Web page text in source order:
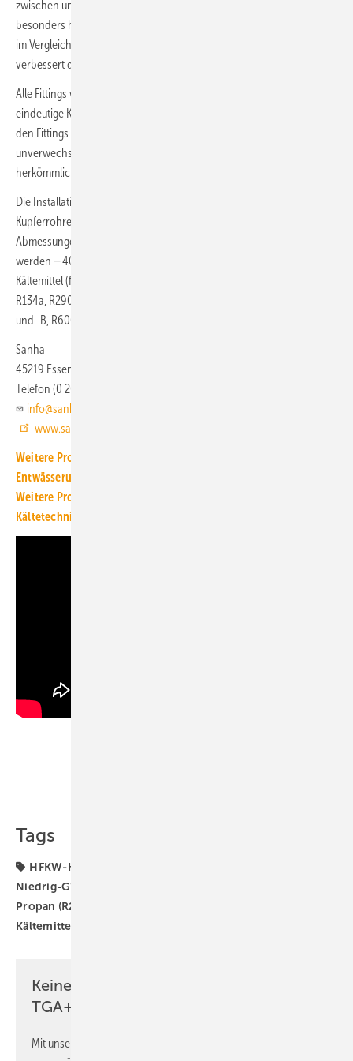
zwischen und hinter den jeweiligen Sicken (Tri-Lock) ergeben einen
besonders hohen Widerstand gegen Auszugskräfte. Hinzu kommt die
im Vergleich zu herkömmlichen Fittings größere Einstecktiefe. Auch sie
verbessert die Stabilität der gesamten Verbindung.
Alle Fittings werden in wiederverschließbaren Beuteln geliefert. Die
eindeutige Kennzeichnung sowohl auf der Verpackung als auch auf
den Fittings (blauer Schriftzug „ACR“ für Kälte) sowie die
unverwechselbare Kontur beugen Verwechslungen mit
herkömmlichen Pressfittings vor.
Die Installation kann mit allen harten und geglühten (bis 7/8″)
Kupferrohren umgesetzt werden. Die Fittings stehen in den
Abmessungen von ¼ bis 1⅜″ zur Verfügung, als Betriebstemperatur
werden − 40 bis 120 °C genannt. Laut Anbieter sind alle aktuellen
Kältemittel (für Anlagen bis 48 bar) zugelassen, beispielsweise: R32,
R134a, R290, R410A, R452A und -B, R452C, R454A und -B/-C, R513A
und -B, R600A, R718, R1234ze und R1234yf (Auszug).
Sanha
45219 Essen
Telefon (0 20 54) 92 50
info@sanha.com
www.sanha.com
Weitere Produkt-Meldungen zum Thema Installations- und
Entwässerungstechnik
Weitere Produkt-Meldungen zum Thema Luft-, Klima- und
Kältetechnik
Tags
HFKW-Kältemittel
Niedrig-GWP-Kältemittel
Propan (R290)
Kältemittel
Keine Zeit? Kein Problem mit dem
TGA+E Newsletter!
Mit unserem Newsletter erhalten Sie regelmäßig von uns